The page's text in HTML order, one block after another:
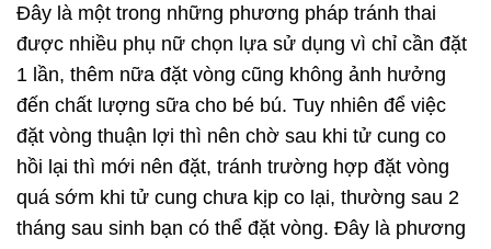
Đây là một trong những phương pháp tránh thai
được nhiều phụ nữ chọn lựa sử dụng vì chỉ cần đặt
1 lần, thêm nữa đặt vòng cũng không ảnh hưởng
đến chất lượng sữa cho bé bú. Tuy nhiên để việc
đặt vòng thuận lợi thì nên chờ sau khi tử cung co
hồi lại thì mới nên đặt, tránh trường hợp đặt vòng
quá sớm khi tử cung chưa kịp co lại, thường sau 2
tháng sau sinh bạn có thể đặt vòng. Đây là phương